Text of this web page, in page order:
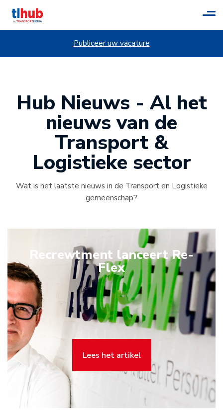
Publiceer uw vacature
Hub Nieuws - Al het
nieuws van de
Transport &
Logistieke sector
Wat is het laatste nieuws in de Transport en Logistieke
gemeenschap?
Recrewtment lanceert Re-
Flex
Lees het artikel